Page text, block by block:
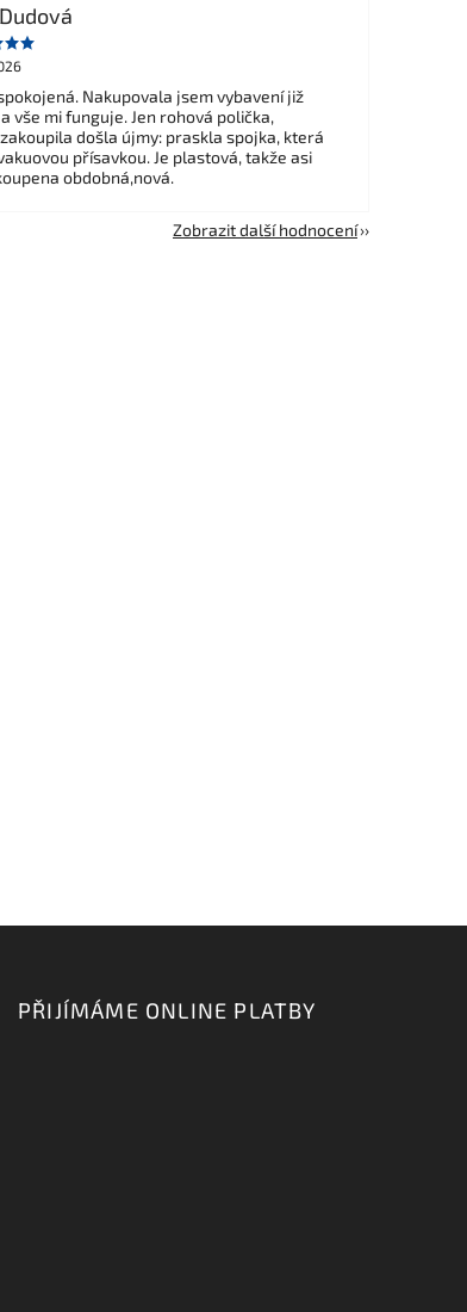
Nakupovala jsem vybavení již
vše mi funguje. Jen rohová polička,
došla újmy: praskla spojka, která
přísavkou. Je plastová, takže asi
obdobná,nová.
Zobrazit další hodnocení
PŘIJÍMÁME ONLINE PLATBY